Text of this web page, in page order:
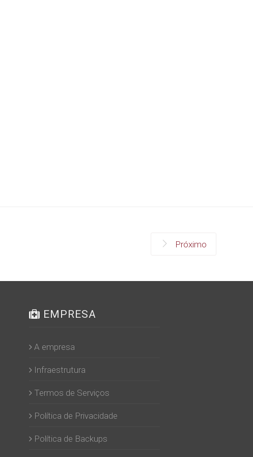
Próximo
EMPRESA
A empresa
Infraestrutura
Termos de Serviços
Política de Privacidade
Política de Backups